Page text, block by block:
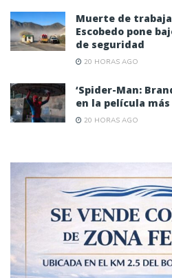
Muerte de
Escobedo pone
de seguridad
20 HORAS AGO
‘Spider-Man:
en la película
20 HORAS AGO